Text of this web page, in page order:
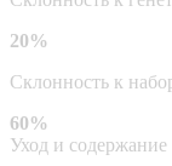
20%
Склонность к
60%
Уход и содержание